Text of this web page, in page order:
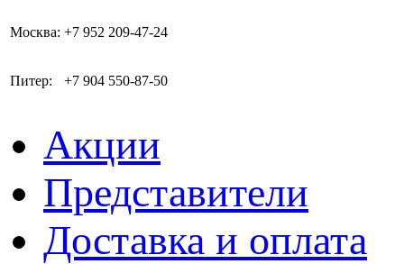
Москва: +7 952 209-47-24
Питер: +7 904 550-87-50
Акции
Представители
Доставка и оплата